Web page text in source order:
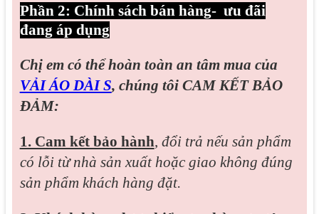
Phần 2: Chính sách bán hàng- ưu đãi
đang áp dụng
Chị em có thể hoàn toàn an tâm mua của
VẢI ÁO DÀI S, chúng tôi CAM KẾT BẢO
ĐẢM:
1. Cam kết bảo hành, đổi trả nếu sản phẩm
có lỗi từ nhà sản xuất hoặc giao không đúng
sản phẩm khách hàng đặt.